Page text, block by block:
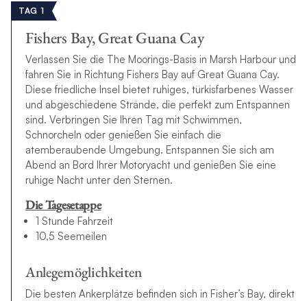
TAG 1
Fishers Bay, Great Guana Cay
Verlassen Sie die The Moorings-Basis in Marsh Harbour und
fahren Sie in Richtung Fishers Bay auf Great Guana Cay.
Diese friedliche Insel bietet ruhiges, türkisfarbenes Wasser
und abgeschiedene Strände, die perfekt zum Entspannen
sind. Verbringen Sie Ihren Tag mit Schwimmen,
Schnorcheln oder genießen Sie einfach die
atemberaubende Umgebung. Entspannen Sie sich am
Abend an Bord Ihrer Motoryacht und genießen Sie eine
ruhige Nacht unter den Sternen.
Die Tagesetappe
1 Stunde Fahrzeit
10,5 Seemeilen
Anlegemöglichkeiten
Die besten Ankerplätze befinden sich in Fisher’s Bay, direkt